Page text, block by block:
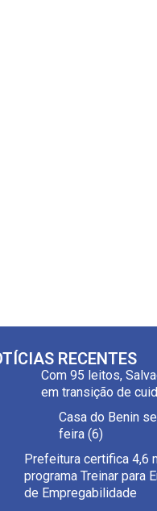
RECENTES
Com 95 leitos,
em transição de
Casa do Benin
feira (6)
Prefeitura certifica 4,6
programa Treinar para
de Empregabilidade